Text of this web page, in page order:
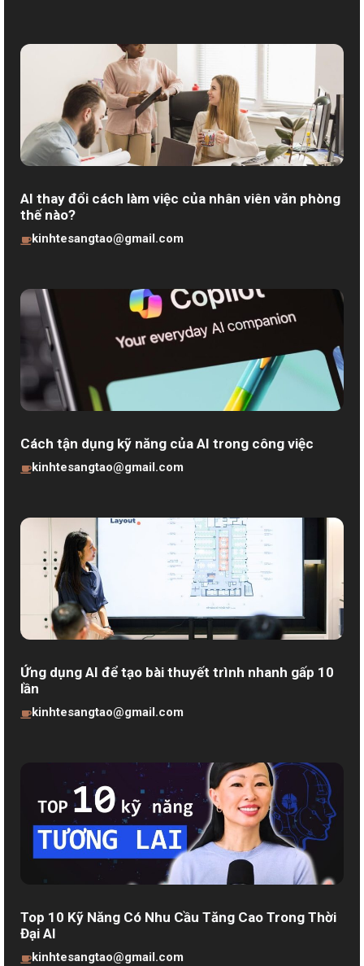
AI thay đổi cách làm việc của nhân viên văn phòng
thế nào?
kinhtesangtao@gmail.com
Cách tận dụng kỹ năng của AI trong công việc
kinhtesangtao@gmail.com
Ứng dụng AI để tạo bài thuyết trình nhanh gấp 10
lần
kinhtesangtao@gmail.com
Top 10 Kỹ Năng Có Nhu Cầu Tăng Cao Trong Thời
Đại AI
kinhtesangtao@gmail.com